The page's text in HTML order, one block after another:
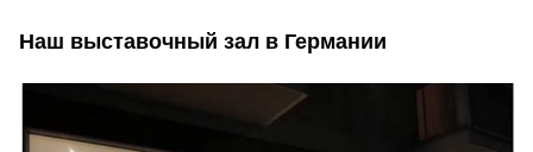
Наш выставочный зал в Германии